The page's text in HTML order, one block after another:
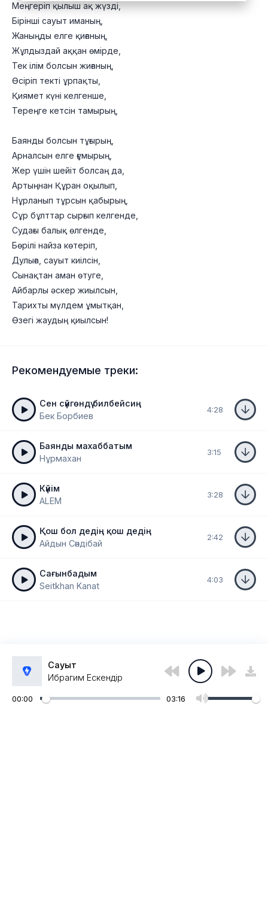
Меңгеріп қылыш ақ жүзді,
Бірінші сауыт иманың,
Жаныңды елге қиғаның,
Жұлдыздай аққан өмірде,
Тек ілім болсын жиғаның,
Өсіріп текті ұрпақты,
Қиямет күні келгенше,
Тереңге кетсін тамырың,
Баянды болсын тұғырың,
Арналсын елге ғұмырың,
Жер үшін шейіт болсаң да,
Артыңнан Құран оқылып,
Нұрланып тұрсын қабырың,
Сұр бұлттар сырғып келгенде,
Судағы балық өлгенде,
Бөрілі найза көтеріп,
Дулыға, сауыт киілсін,
Сынақтан аман өтуге,
Айбарлы әскер жиылсын,
Тарихты мүлдем ұмытқан,
Өзегі жаудың қиылсын!
Рекомендуемые треки:
Сен сүйгөндү билбейсиң
Бек Борбиев
4:28
Баянды махаббатым
Нұрмахан
3:15
Күйім
ALEM
3:28
Қош бол дедің қош дедің
Айдын Сәндібай
2:42
Сағынбадым
Seitkhan Kanat
4:03
Сауыт
Ибрагим Ескендір
00:00 03:16